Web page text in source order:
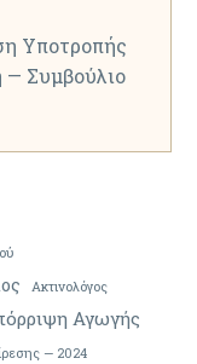
Υποτροπής
— Συμβούλιο
Ακτινολόγος
Αγωγής
— 2024